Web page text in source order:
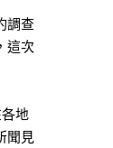
調查
這次
地
聞見